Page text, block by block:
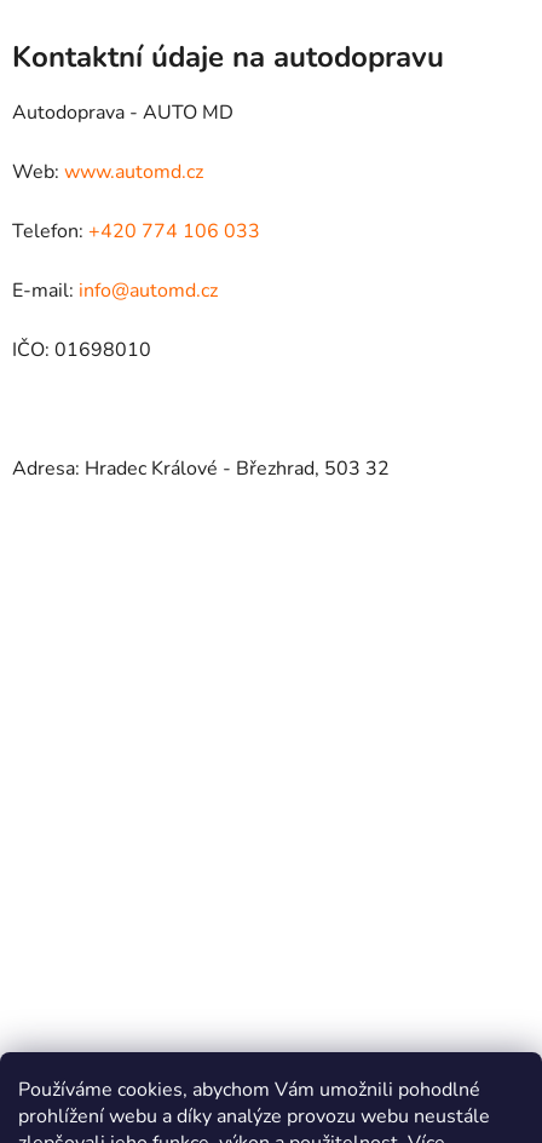
Používáme cookies, abychom Vám umožnili pohodlné
prohlížení webu a díky analýze provozu webu neustále
Kontaktní údaje na autodopravu
Autodoprava - AUTO MD
Web: www.automd.cz
Telefon: +420 774 106 033
E-mail: info@automd.cz
IČO: 01698010
Adresa: Hradec Králové - Březhrad, 503 32